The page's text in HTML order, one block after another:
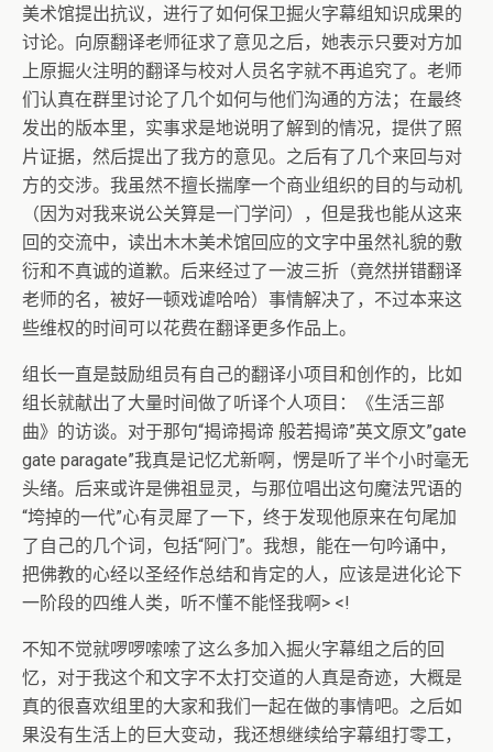
美术馆提出抗议，进行了如何保卫掘火字幕组知识成果的
讨论。向原翻译老师征求了意见之后，她表示只要对方加
上原掘火注明的翻译与校对人员名字就不再追究了。老师
们认真在群里讨论了几个如何与他们沟通的方法；在最终
发出的版本里，实事求是地说明了解到的情况，提供了照
片证据，然后提出了我方的意见。之后有了几个来回与对
方的交涉。我虽然不擅长揣摩一个商业组织的目的与动机
（因为对我来说公关算是一门学问），但是我也能从这来
回的交流中，读出木木美术馆回应的文字中虽然礼貌的敷
衍和不真诚的道歉。后来经过了一波三折（竟然拼错翻译
老师的名，被好一顿戏谑哈哈）事情解决了，不过本来这
些维权的时间可以花费在翻译更多作品上。
组长一直是鼓励组员有自己的翻译小项目和创作的，比如
组长就献出了大量时间做了听译个人项目：《生活三部
曲》的访谈。对于那句“揭谛揭谛 般若揭谛”英文原文”gate
gate paragate”我真是记忆尤新啊，愣是听了半个小时毫无
头绪。后来或许是佛祖显灵，与那位唱出这句魔法咒语的
“垮掉的一代”心有灵犀了一下，终于发现他原来在句尾加
了自己的几个词，包括“阿门”。我想，能在一句吟诵中，
把佛教的心经以圣经作总结和肯定的人，应该是进化论下
一阶段的四维人类，听不懂不能怪我啊> <!
不知不觉就啰啰嗦嗦了这么多加入掘火字幕组之后的回
忆，对于我这个和文字不太打交道的人真是奇迹，大概是
真的很喜欢组里的大家和我们一起在做的事情吧。之后如
果没有生活上的巨大变动，我还想继续给字幕组打零工，